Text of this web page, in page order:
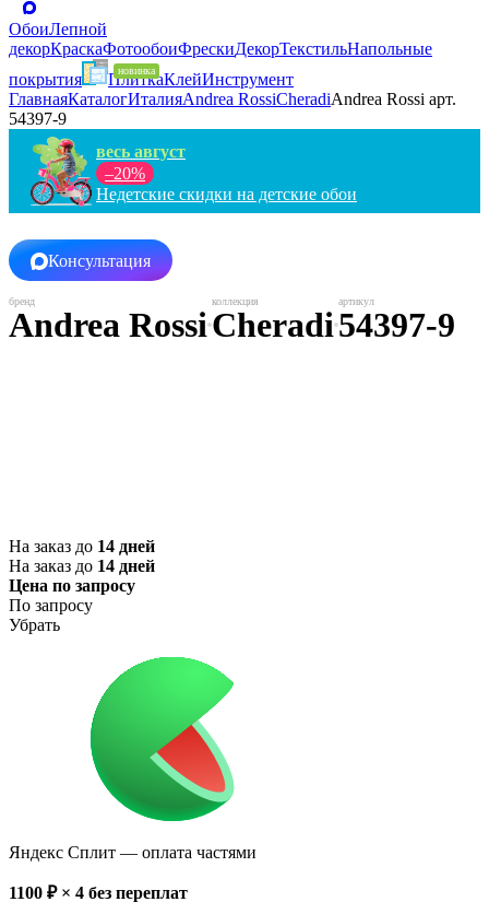
ОбоиЛепной
декорКраскаФотообоиФрескиДекорТекстильНапольные
покрытия
ПлиткаКлейИнструмент
ГлавнаяКаталогИталияAndrea RossiCheradiAndrea Rossi арт.
54397-9
весь август
–20%
Недетские скидки на детские обои
Консультация
Andrea RossiCheradi54397-9
На заказ до 14 дней
На заказ до 14 дней
Цена по запросу
По запросу
Убрать
Яндекс Сплит — оплата частями
1100 ₽ × 4 без переплат